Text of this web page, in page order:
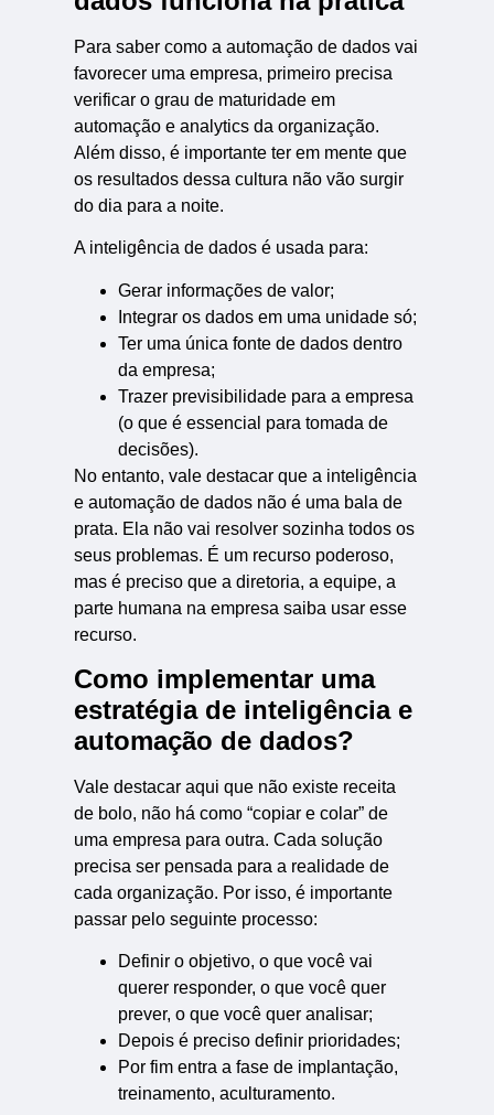
Para saber como a automação de dados vai
favorecer uma empresa, primeiro precisa
verificar o grau de maturidade em
automação e analytics da organização.
Além disso, é importante ter em mente que
os resultados dessa cultura não vão surgir
do dia para a noite.
A inteligência de dados é usada para:
Gerar informações de valor;
Integrar os dados em uma unidade só;
Ter uma única fonte de dados dentro
da empresa;
Trazer previsibilidade para a empresa
(o que é essencial para tomada de
decisões).
No entanto, vale destacar que a inteligência
e automação de dados não é uma bala de
prata. Ela não vai resolver sozinha todos os
seus problemas. É um recurso poderoso,
mas é preciso que a diretoria, a equipe, a
parte humana na empresa saiba usar esse
recurso.
Como implementar uma
estratégia de inteligência e
automação de dados?
Vale destacar aqui que não existe receita
de bolo, não há como “copiar e colar” de
uma empresa para outra. Cada solução
precisa ser pensada para a realidade de
cada organização. Por isso, é importante
passar pelo seguinte processo:
Definir o objetivo, o que você vai
querer responder, o que você quer
prever, o que você quer analisar;
Depois é preciso definir prioridades;
Por fim entra a fase de implantação,
treinamento, aculturamento.